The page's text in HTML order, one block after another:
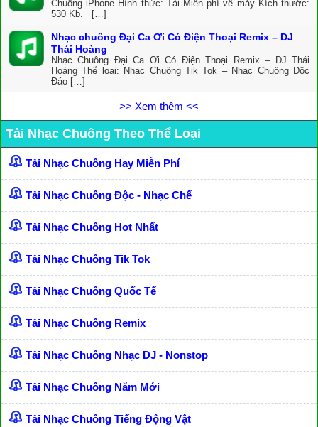
Chuông iPhone Hình thức: Tải Miễn phí về máy Kích thước:
530 Kb. […]
Nhạc chuông Đại Ca Ơi Có Điện Thoại Remix – DJ
Thái Hoàng
Nhạc Chuông Đại Ca Ơi Có Điện Thoại Remix – DJ Thái
Hoàng Thể loại: Nhạc Chuông Tik Tok – Nhạc Chuông Độc
Đáo […]
>> Xem thêm <<
Tải Nhạc Chuông Theo Thể Loại
Tải Nhạc Chuông Hay Miễn Phí
Tải Nhạc Chuông Độc - Nhạc Chế
Tải Nhạc Chuông Hot Nhất
Tải Nhạc Chuông Tik Tok
Tải Nhạc Chuông Quốc Tế
Tải Nhạc Chuông Remix
Tải Nhạc Chuông Nhạc DJ - Nonstop
Tải Nhạc Chuông Năm Mới
Tải Nhạc Chuông Tiếng Động Vật